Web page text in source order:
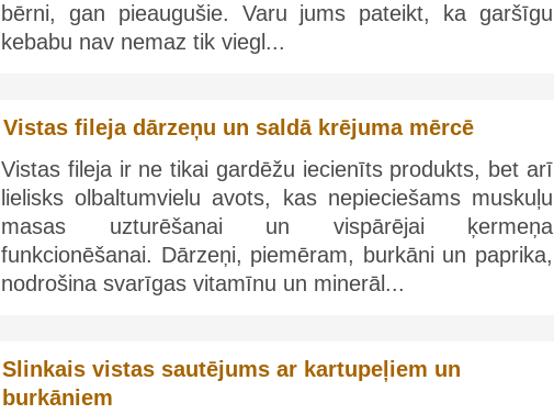
bērni, gan pieaugušie. Varu jums pateikt, ka garšīgu
kebabu nav nemaz tik viegl...
Vistas fileja dārzeņu un saldā krējuma mērcē
Vistas fileja ir ne tikai gardēžu iecienīts produkts, bet arī
lielisks olbaltumvielu avots, kas nepieciešams muskuļu
masas uzturēšanai un vispārējai ķermeņa
funkcionēšanai. Dārzeņi, piemēram, burkāni un paprika,
nodrošina svarīgas vitamīnu un minerāl...
Slinkais vistas sautējums ar kartupeļiem un
burkāniem